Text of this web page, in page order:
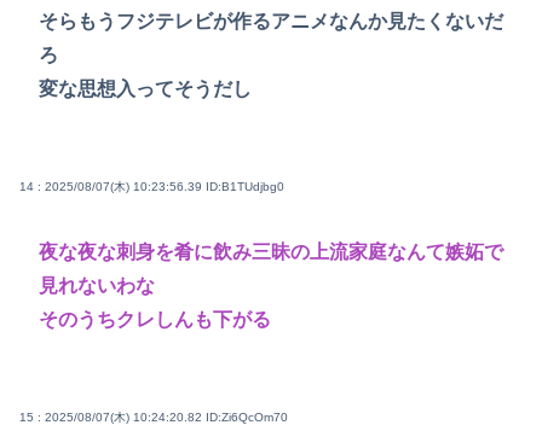
そらもうフジテレビが作るアニメなんか見たくないだ
ろ
変な思想入ってそうだし
14 : 2025/08/07(木) 10:23:56.39 ID:B1TUdjbg0
夜な夜な刺身を肴に飲み三昧の上流家庭なんて嫉妬で
見れないわな
そのうちクレしんも下がる
15 : 2025/08/07(木) 10:24:20.82 ID:Zi6QcOm70